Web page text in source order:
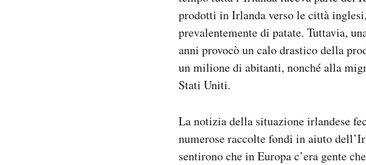
prodotti in Irlanda verso le città
prevalentemente di patate. Tuttavia,
anni provocò un calo drastico della
un milione di abitanti, nonché alla
Stati Uniti.
La notizia della situazione irlandese
numerose raccolte fondi in aiuto
sentirono che in Europa c’era gente